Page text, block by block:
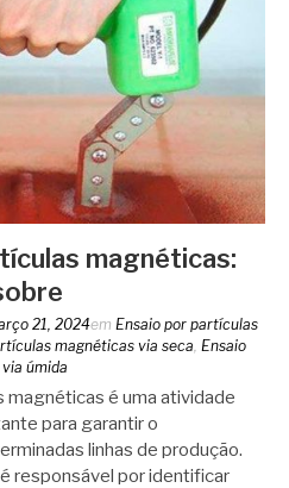
magnéticas:
21, 2024em Ensaio por partículas
magnéticas via seca Ensaio
úmida
magnéticas é uma atividade
para garantir o
linhas de produção.
responsável por identificar